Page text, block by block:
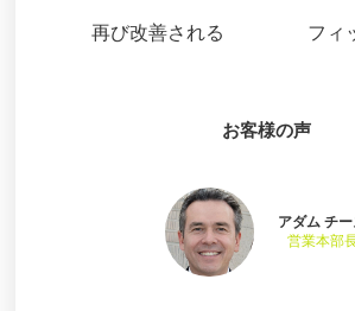
再び改善される フィ
お客様の声
アダム チ
営業本部